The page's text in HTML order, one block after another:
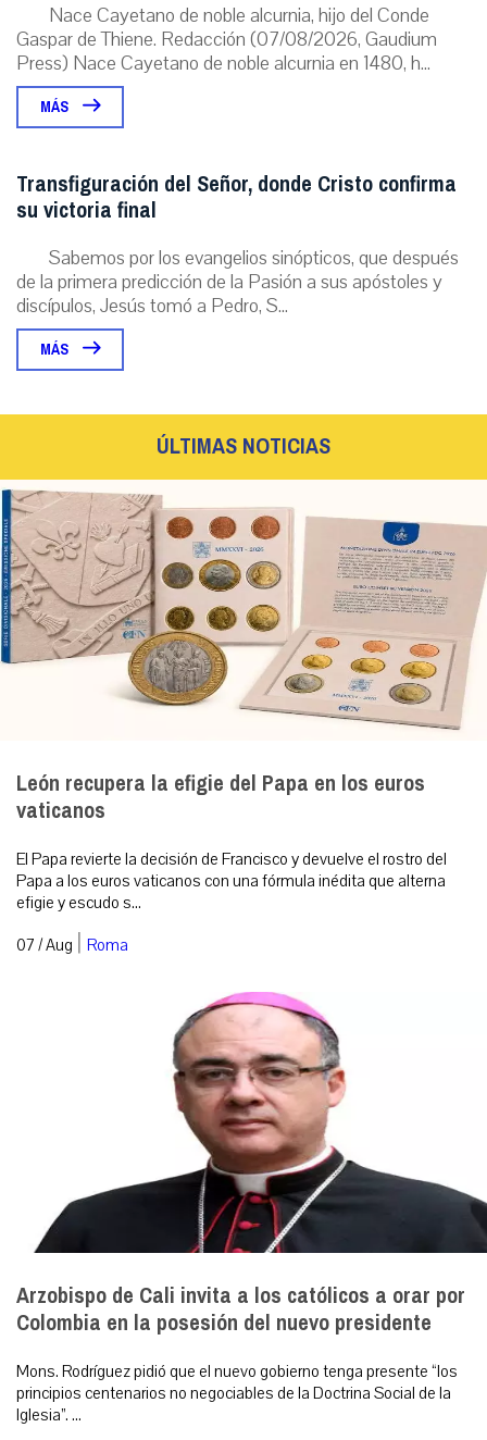
Nace Cayetano de noble alcurnia, hijo del Conde
Gaspar de Thiene. Redacción (07/08/2026, Gaudium
Press) Nace Cayetano de noble alcurnia en 1480, h...
MÁS
Transfiguración del Señor, donde Cristo confirma
su victoria final
Sabemos por los evangelios sinópticos, que después
de la primera predicción de la Pasión a sus apóstoles y
discípulos, Jesús tomó a Pedro, S...
MÁS
ÚLTIMAS NOTICIAS
León recupera la efigie del Papa en los euros
vaticanos
El Papa revierte la decisión de Francisco y devuelve el rostro del
Papa a los euros vaticanos con una fórmula inédita que alterna
efigie y escudo s...
07 / Aug | Roma
Arzobispo de Cali invita a los católicos a orar por
Colombia en la posesión del nuevo presidente
Mons. Rodríguez pidió que el nuevo gobierno tenga presente “los
principios centenarios no negociables de la Doctrina Social de la
Iglesia”. ...